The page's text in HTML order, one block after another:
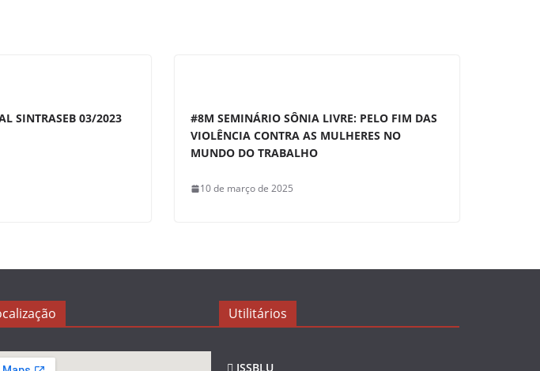
SINTRASEB 03/2023
#8M SEMINÁRIO SÔNIA LIVRE: PELO FIM DAS
VIOLÊNCIA CONTRA AS MULHERES NO
MUNDO DO TRABALHO
10 de março de 2025
Utilitários
ISSBLU